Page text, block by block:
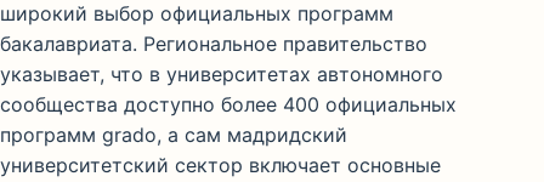
широкий выбор официальных программ
бакалавриата. Региональное правительство
указывает, что в университетах автономного
сообщества доступно более 400 официальных
программ grado, а сам мадридский
университетский сектор включает основные